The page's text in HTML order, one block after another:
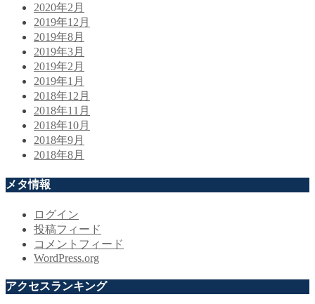
2020年2月
2019年12月
2019年8月
2019年3月
2019年2月
2019年1月
2018年12月
2018年11月
2018年10月
2018年9月
2018年8月
メタ情報
ログイン
投稿フィード
コメントフィード
WordPress.org
アクセスランキング